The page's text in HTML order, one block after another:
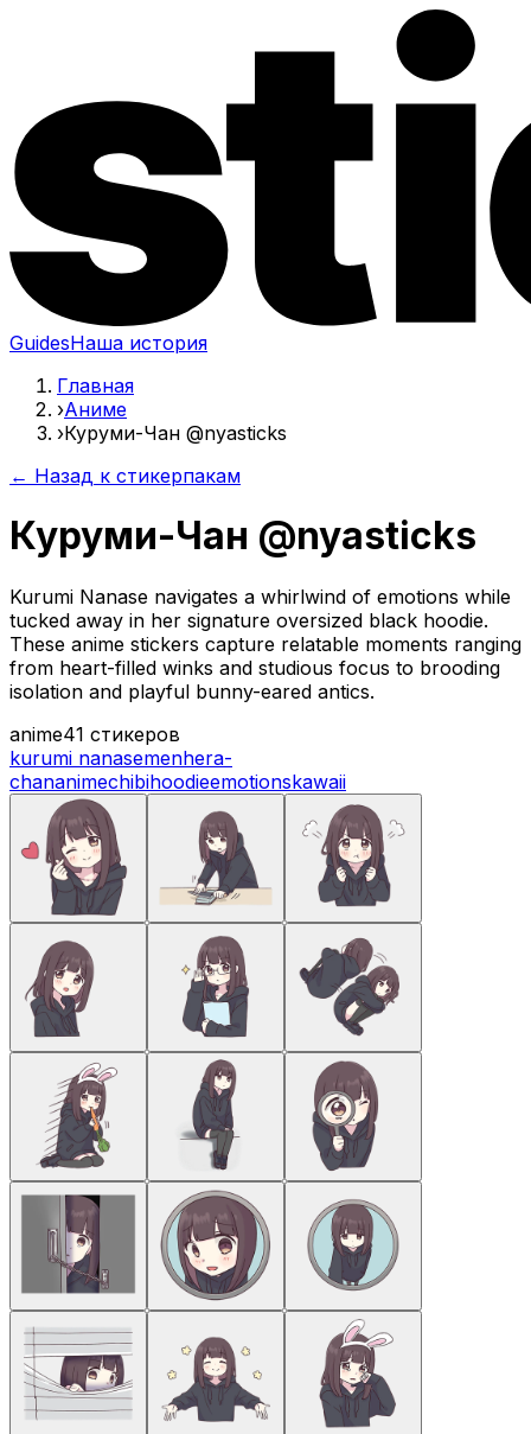
GuidesНаша история
Главная
›Аниме
›Куруми-Чан @nyasticks
← Назад к стикерпакам
Куруми-Чан @nyasticks
Kurumi Nanase navigates a whirlwind of emotions while
tucked away in her signature oversized black hoodie.
These anime stickers capture relatable moments ranging
from heart-filled winks and studious focus to brooding
isolation and playful bunny-eared antics.
anime41 стикеров
kurumi nanasemenhera-
chananimechibihoodieemotionskawaii